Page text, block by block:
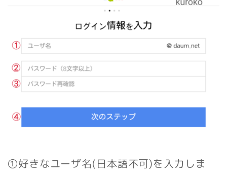
①好きなユーザ名(日本語不可)を入力しま